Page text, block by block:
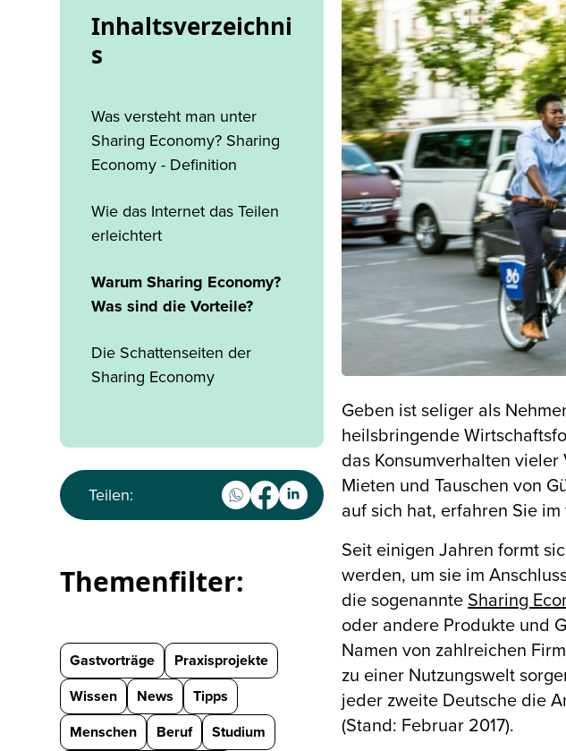
Inhaltsverzeichni
s
Was versteht man unter
Sharing Economy? Sharing
Economy - Definition
Wie das Internet das Teilen
erleichtert
Warum Sharing Economy?
Was sind die Vorteile?
Die Schattenseiten der
Sharing Economy
Teilen:
Themenfilter:
Gastvorträge
Praxisprojekte
Wissen
News
Tipps
Menschen
Beruf
Studium
Geben ist seliger als
heilsbringende
das Konsumverhalten
Mieten und Tauschen von
auf sich hat, erfahren Sie
Seit einigen Jahren formt
werden, um sie im
die sogenannte Sharing
oder andere Produkte und
Namen von zahlreichen
zu einer Nutzungswelt
jeder zweite Deutsche die
(Stand: Februar 2017).